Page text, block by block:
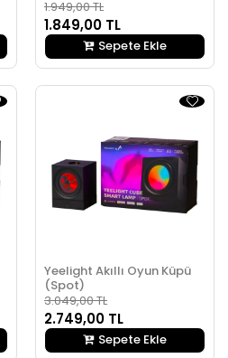
1.949,00 TL
1.849,00 TL
Sepete Ekle
Yeelight Akıllı Oyun Küpü
(Spot)
3.049,00 TL
2.749,00 TL
Sepete Ekle